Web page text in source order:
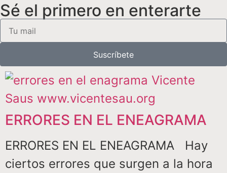
Sé el primero en enterarte
Suscríbete
ERRORES EN EL ENEAGRAMA
ERRORES EN EL ENEAGRAMA Hay
ciertos errores que surgen a la hora